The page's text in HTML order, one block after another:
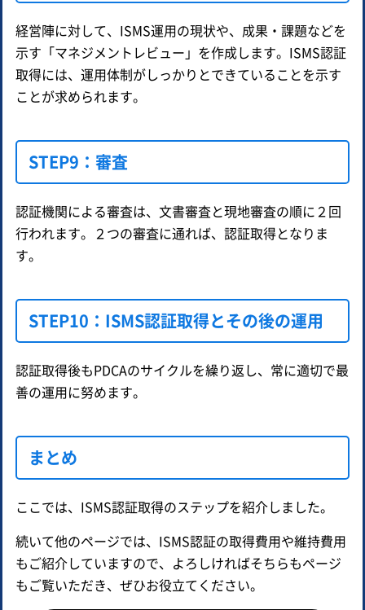
経営陣に対して、ISMS運用の現状や、成果・課題などを
示す「マネジメントレビュー」を作成します。ISMS認証
取得には、運用体制がしっかりとできていることを示す
ことが求められます。
STEP9：審査
認証機関による審査は、文書審査と現地審査の順に２回
行われます。２つの審査に通れば、認証取得となりま
す。
STEP10：ISMS認証取得とその後の運用
認証取得後もPDCAのサイクルを繰り返し、常に適切で最
善の運用に努めます。
まとめ
ここでは、ISMS認証取得のステップを紹介しました。
続いて他のページでは、ISMS認証の取得費用や維持費用
もご紹介していますので、よろしければそちらもページ
もご覧いただき、ぜひお役立てください。